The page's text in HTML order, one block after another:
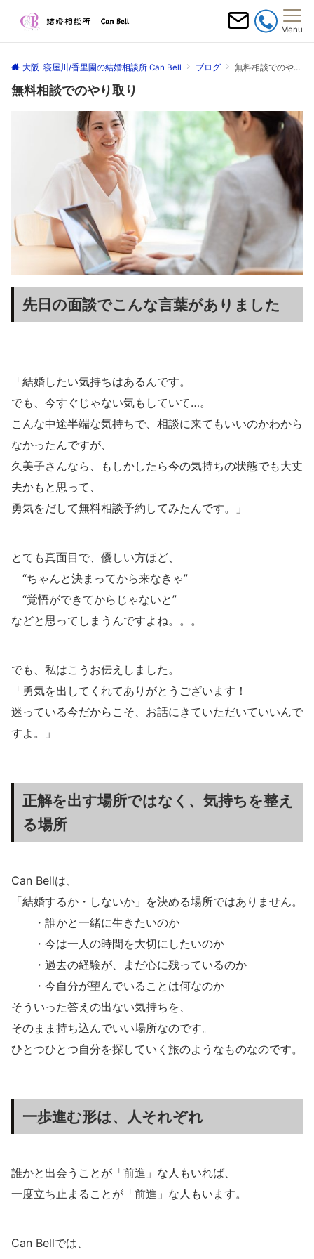
Menu
大阪･寝屋川/香里園の結婚相談所 Can Bell ブログ 無料相談でのやり取り
無料相談でのやり取り
先日の面談でこんな言葉がありました
「結婚したい気持ちはあるんです。
でも、今すぐじゃない気もしていて…。
こんな中途半端な気持ちで、相談に来てもいいのかわから
なかったんですが、
久美子さんなら、もしかしたら今の気持ちの状態でも大丈
夫かもと思って、
勇気をだして無料相談予約してみたんです。」
とても真面目で、優しい方ほど、
“ちゃんと決まってから来なきゃ”
“覚悟ができてからじゃないと”
などと思ってしまうんですよね。。。
でも、私はこうお伝えしました。
「勇気を出してくれてありがとうございます！
迷っている今だからこそ、お話にきていただいていいんで
すよ。」
正解を出す場所ではなく、気持ちを整え
る場所
Can Bellは、
「結婚するか・しないか」を決める場所ではありません。
・誰かと一緒に生きたいのか
・今は一人の時間を大切にしたいのか
・過去の経験が、まだ心に残っているのか
・今自分が望んでいることは何なのか
そういった答えの出ない気持ちを、
そのまま持ち込んでいい場所なのです。
ひとつひとつ自分を探していく旅のようなものなのです。
一歩進む形は、人それぞれ
誰かと出会うことが「前進」な人もいれば、
一度立ち止まることが「前進」な人もいます。
Can Bellでは、